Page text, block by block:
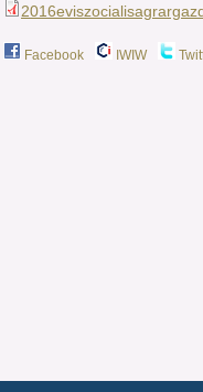
Facebook IWIW